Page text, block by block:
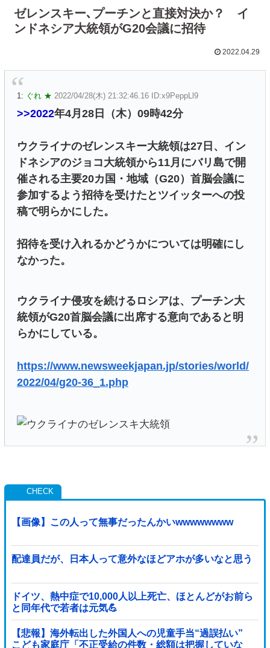
ゼレンスキー､プーチンと直接対決か？ イ
ンドネシア大統領がG20会議に招待
2022.04.29
1: ぐれ ★ 2022/04/28(木) 21:32:46.16 ID:x9PeppLl9
>>2022年4月28日（木）09時42分
ウクライナのゼレンスキー大統領は27日、イン
ドネシアのジョコ大統領から11月にバリ島で開
催される主要20カ国・地域（G20）首脳会議に
参加するよう招待を受けたとツイッターへの投
稿で明らかにした。
招待を受け入れるかどうかについては明確にし
なかった。
ウクライナ侵攻を続けるロシアは、プーチン大
統領がG20首脳会議に出席する意向であると明
らかにしている。
https://www.newsweekjapan.jp/stories/world/
2022/04/g20-36_1.php
【画像】この人って無事だったんかいwwwwwwww
配達員だが、日本人って意外なほどアホが多いなと思う
ドイツ、熱中症で10,000人以上死亡、ほとんどがお前ら
と同年代で若者は元気💪
【悲報】海外転出した外国人への児童手当“過誤払い”
こども家庭庁「不正受給の件数・総額は把握していな